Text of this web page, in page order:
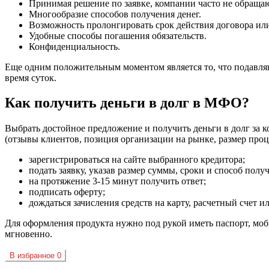
Принимая решение по заявке, компании часто не
Многообразие способов получения денег.
Возможность пролонгировать срок действия договора
Удобные способы погашения обязательств.
Конфиденциальность.
Еще одним положительным моментом является то, что
время суток.
Как получить деньги в долг в МФО?
Выбрать достойное предложение и получить деньги в долг
(отзывы клиентов, позиция организации на рынке, размер
зарегистрироваться на сайте выбранного кредитора;
подать заявку, указав размер суммы, сроки и способ
на протяжение 3-15 минут получить ответ;
подписать оферту;
дождаться зачисления средств на карту, расчетный счет
Для оформления продукта нужно под рукой иметь паспорт,
мгновенно.
В избранное 0